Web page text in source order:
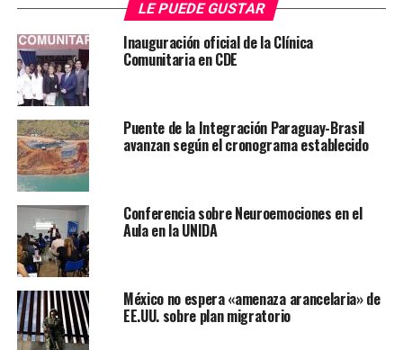
no se tiene en cuenta la gran cantidad de familias que
ahora debe sobrevivir con la mitad de sus ganancias.
Sobre la crítica a la prensa, aseguró que el gremio está
siendo “maltratado violentamente” por los medios de
comunicación pero no por ello cuestiona a los
periodistas, sino que su crítica va hacia los propietarios
de dichos medios. Además,
TEMAS RELACIONADOS:
ARRIBA SIGUIENTE
Informe Meteorológico 11-07-19
NO SE PIERDA
Diputados aprueban en general Ley de impuestazo
LE PUEDE GUSTAR
Inauguración oficial de la Clínica
Comunitaria en CDE
Puente de la Integración Paraguay-Brasil
avanzan según el cronograma establecido
Conferencia sobre Neuroemociones en el
Aula en la UNIDA
México no espera «amenaza arancelaria» de
EE.UU. sobre plan migratorio